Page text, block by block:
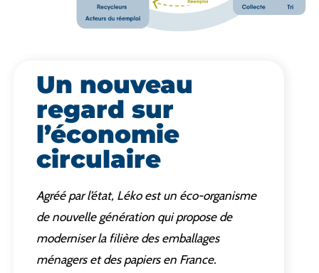
Un nouveau
regard sur
l’économie
circulaire
Agréé par l’état, Léko est un éco-organisme
de nouvelle génération qui propose de
moderniser la filière des emballages
ménagers et des papiers en France.